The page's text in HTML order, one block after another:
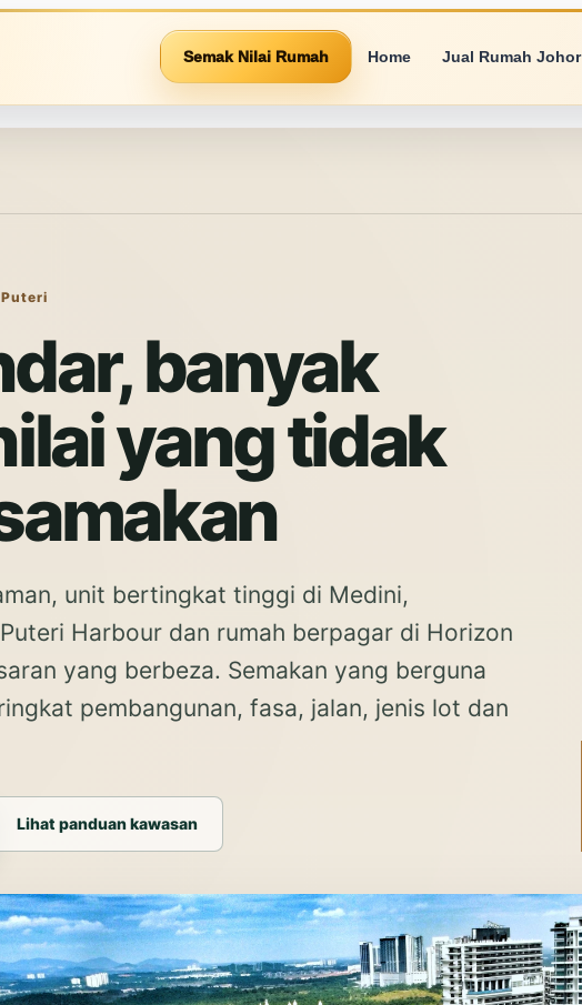
Semak Nilai Rumah Home Jual Rumah Johor
banyak
yang tidak
unit bertingkat tinggi di Medini,
Harbour dan rumah berpagar di Horizon
yang berbeza. Semakan yang berguna
pembangunan, fasa, jalan, jenis lot dan
Lihat panduan kawasan